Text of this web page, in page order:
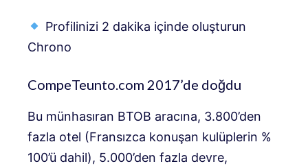
Profilinizi 2 dakika içinde oluşturun
Chrono
CompeTeunto.com 2017’de doğdu
Bu münhasıran BTOB aracına, 3.800’den
fazla otel (Fransızca konuşan kulüplerin %
100’ü dahil), 5.000’den fazla devre,